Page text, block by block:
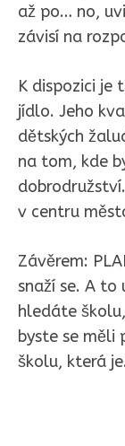
až po… no,
závisí na
K dispozici je
jídlo. Jeho
dětských
na tom, kde
v centru
Závěrem:
snaží se. A to
hledáte
byste se měli
školu, která